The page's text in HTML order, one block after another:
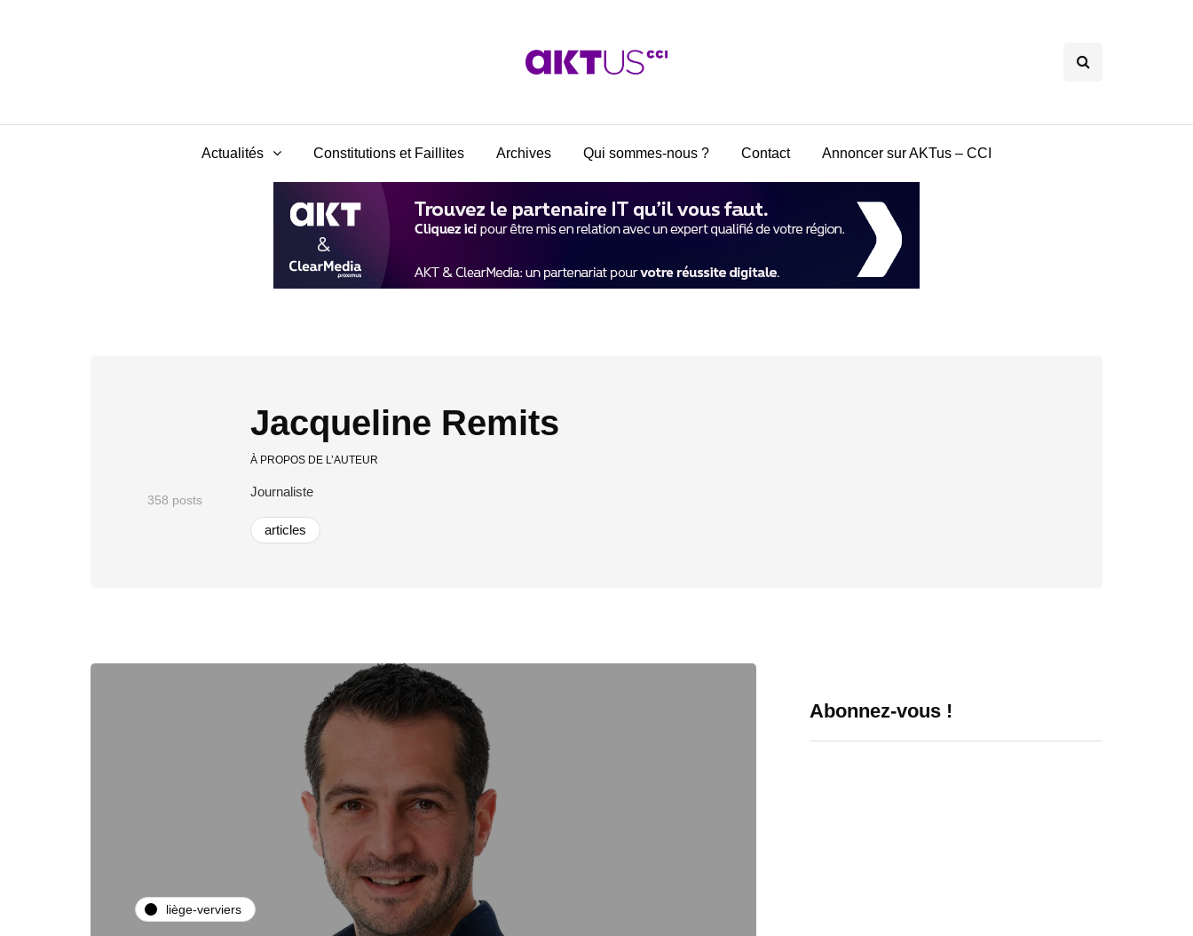
Actualités Constitutions et Faillites Archives Qui sommes-nous ? Contact Annoncer sur AKTus – CCI
358 posts
Jacqueline Remits
À PROPOS DE L’AUTEUR
Journaliste
articles
liège-verviers
Abonnez-vous !